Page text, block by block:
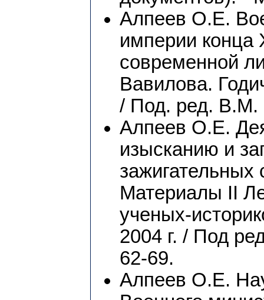
Алпеев О.Е.
империи конца
современной
Вавилова.
/ Под. ред. В.М.
Алпеев О.Е.
изысканию и
зажигательных
Материалы II
ученых-
2004 г. / Под
62-69.
Алпеев О.Е.